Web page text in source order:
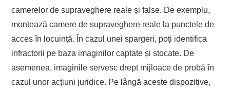
camerelor de supraveghere reale și false. De exemplu,
montează camere de supraveghere reale la punctele de
acces în locuință. În cazul unei spargeri, poți identifica
infractorii pe baza imaginilor captate și stocate. De
asemenea, imaginile servesc drept mijloace de probă în
cazul unor acțiuni juridice. Pe lângă aceste dispozitive,